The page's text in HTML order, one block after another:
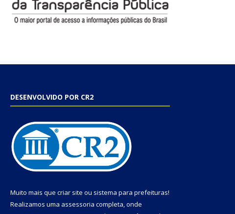
DESENVOLVIDO POR CR2
Muito mais que criar site ou sistema para prefeituras!
Realizamos uma assessoria completa, onde